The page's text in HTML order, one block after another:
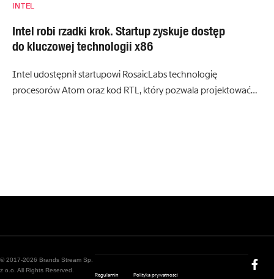
INTEL
Intel robi rzadki krok. Startup zyskuje dostęp
do kluczowej technologii x86
Intel udostępnił startupowi RosaicLabs technologię
procesorów Atom oraz kod RTL, który pozwala projektować…
© 2017-2026 Brands Stream Sp.
z o.o. All Rights Reserved.
Regulamin Polityka prywatności